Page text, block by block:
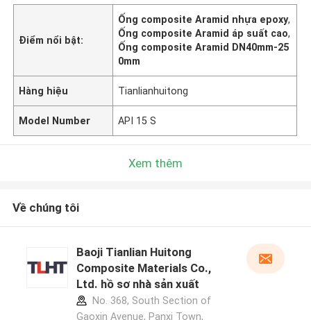
Điểm nổi bật:
Ống composite Aramid nhựa epoxy,
Ống composite Aramid áp suất cao,
Ống composite Aramid DN40mm-25
0mm
Hàng hiệu Tianlianhuitong
Model Number API 15 S
Xem thêm
Về chúng tôi
Baoji Tianlian Huitong
Composite Materials Co.,
Ltd. hồ sơ nhà sản xuất
No. 368, South Section of
Gaoxin Avenue, Panxi Town,